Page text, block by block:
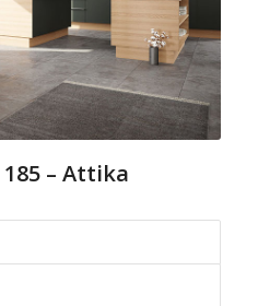
185 – Attika